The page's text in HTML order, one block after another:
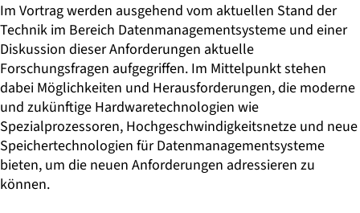
Im Vortrag werden ausgehend vom aktuellen Stand der
Technik im Bereich Datenmanagementsysteme und einer
Diskussion dieser Anforderungen aktuelle
Forschungsfragen aufgegriffen. Im Mittelpunkt stehen
dabei Möglichkeiten und Herausforderungen, die moderne
und zukünftige Hardwaretechnologien wie
Spezialprozessoren, Hochgeschwindigkeitsnetze und neue
Speichertechnologien für Datenmanagementsysteme
bieten, um die neuen Anforderungen adressieren zu
können.